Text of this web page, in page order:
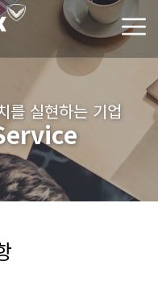
를 실현하는 기업